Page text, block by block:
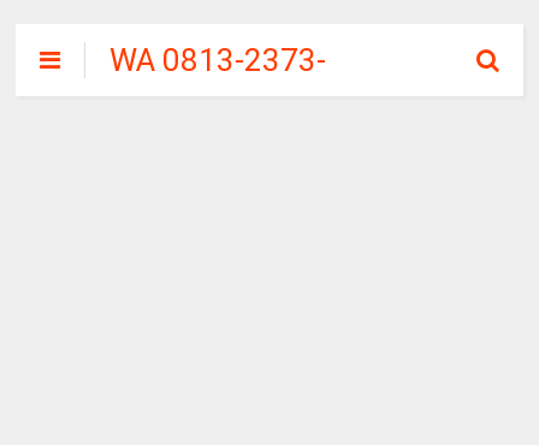
WA 0813-2373-
9973 | WALINI